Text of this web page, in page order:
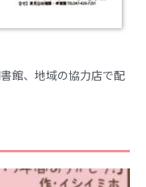
館、地域の協力店で配